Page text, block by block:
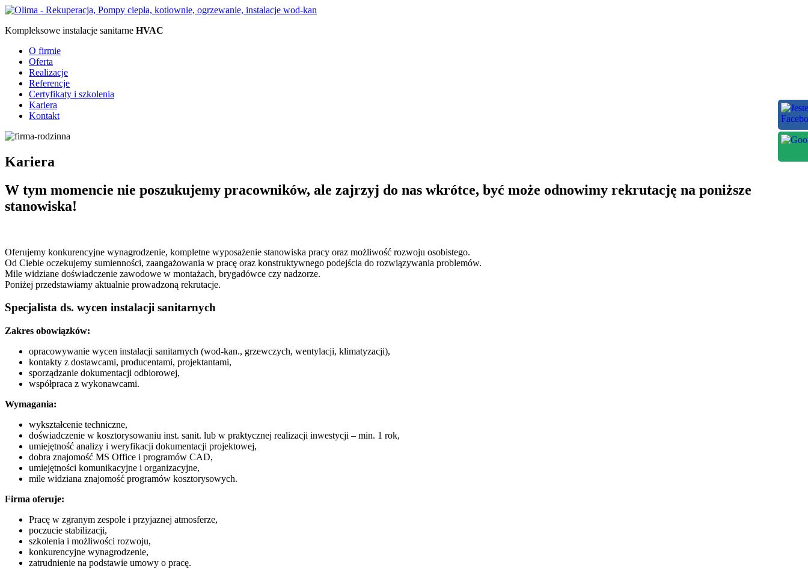
Kompleksowe instalacje sanitarne HVAC
O firmie
Oferta
Realizacje
Referencje
Certyfikaty i szkolenia
Kariera
Kontakt
Kariera
W tym momencie nie poszukujemy pracowników, ale zajrzyj do nas wkrótce, być może odnowimy rekrutację na poniższe
stanowiska!
Oferujemy konkurencyjne wynagrodzenie, kompletne wyposażenie stanowiska pracy oraz możliwość rozwoju osobistego.
Od Ciebie oczekujemy sumienności, zaangażowania w pracę oraz konstruktywnego podejścia do rozwiązywania problemów.
Mile widziane doświadczenie zawodowe w montażach, brygadówce czy nadzorze.
Poniżej przedstawiamy aktualnie prowadzoną rekrutacje.
Specjalista ds. wycen instalacji sanitarnych
Zakres obowiązków:
opracowywanie wycen instalacji sanitarnych (wod-kan., grzewczych, wentylacji, klimatyzacji),
kontakty z dostawcami, producentami, projektantami,
sporządzanie dokumentacji odbiorowej,
współpraca z wykonawcami.
Wymagania:
wykształcenie techniczne,
doświadczenie w kosztorysowaniu inst. sanit. lub w praktycznej realizacji inwestycji – min. 1 rok,
umiejętność analizy i weryfikacji dokumentacji projektowej,
dobra znajomość MS Office i programów CAD,
umiejętności komunikacyjne i organizacyjne,
mile widziana znajomość programów kosztorysowych.
Firma oferuje:
Pracę w zgranym zespole i przyjaznej atmosferze,
poczucie stabilizacji,
szkolenia i możliwości rozwoju,
konkurencyjne wynagrodzenie,
zatrudnienie na podstawie umowy o pracę.